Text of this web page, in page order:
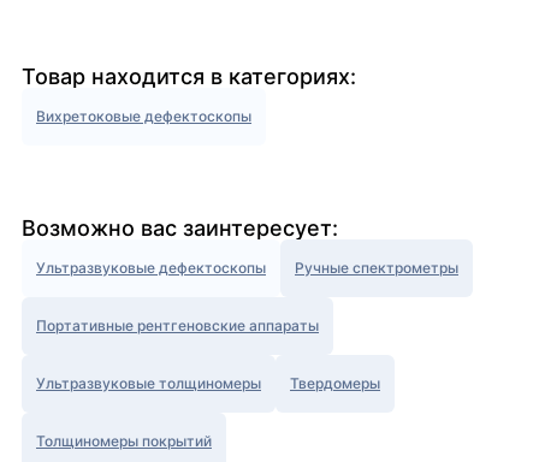
Товар находится в категориях:
Вихретоковые дефектоскопы
Возможно вас заинтересует:
Ультразвуковые дефектоскопы Ручные спектрометры
Портативные рентгеновские аппараты
Ультразвуковые толщиномеры Твердомеры
Толщиномеры покрытий